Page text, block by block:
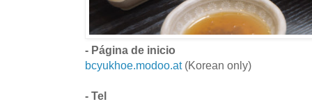
- Página de inicio
bcyukhoe.modoo.at(Korean only)
- Tel